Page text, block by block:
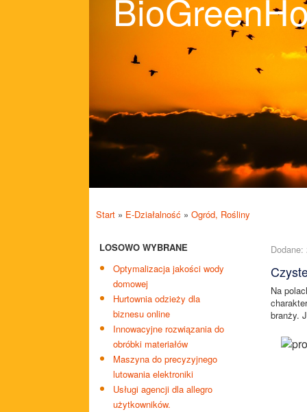
Start » E-Działalność » Ogród, Rośliny
LOSOWO WYBRANE
Optymalizacja jakości wody
domowej
Hurtownia odzieży dla
biznesu online
Innowacyjne rozwiązania do
obróbki materiałów
Maszyna do precyzyjnego
lutowania elektroniki
Usługi agencji dla allegro
użytkowników.
Dodane:
Na
branży.